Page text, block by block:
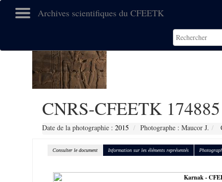
Archives scientifiques du CFEETK
CNRS-CFEETK 174885
Date de la photographie : 2015 Photographe : Maucor J.
Consulter le document Information sur les éléments représentés